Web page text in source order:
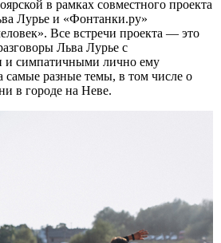
в рамках совместного проекта
Лурье и «Фонтанки.ру»
Все встречи проекта — это
Льва Лурье с
и симпатичными лично ему
самые разные темы, в том числе о
в городе на Неве.